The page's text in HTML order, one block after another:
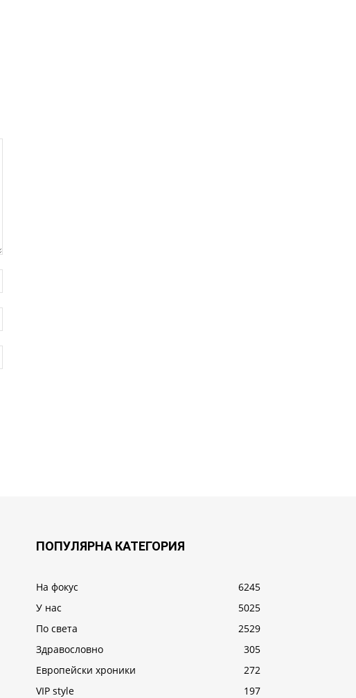
ПОПУЛЯРНА КАТЕГОРИЯ
На фокус
6245
У нас
5025
По света
2529
Здравословно
305
Европейски хроники
272
VIP style
197